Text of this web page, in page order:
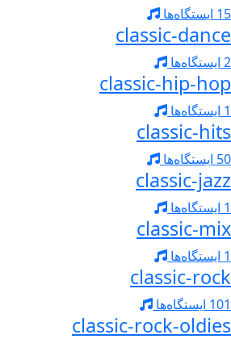
15 ایستگاه‌ها
classic-dance
2 ایستگاه‌ها
classic-hip-hop
1 ایستگاه‌ها
classic-hits
50 ایستگاه‌ها
classic-jazz
1 ایستگاه‌ها
classic-mix
1 ایستگاه‌ها
classic-rock
101 ایستگاه‌ها
classic-rock-oldies